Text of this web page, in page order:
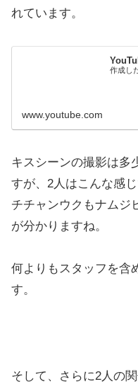
れています。
作成し
www.youtube.com
キスシーンの撮影は多
すが、2人はこんな感
チチャンウクもナムジ
が分かりますね。
何よりもスタッフを含
す。
そして、さらに2人の